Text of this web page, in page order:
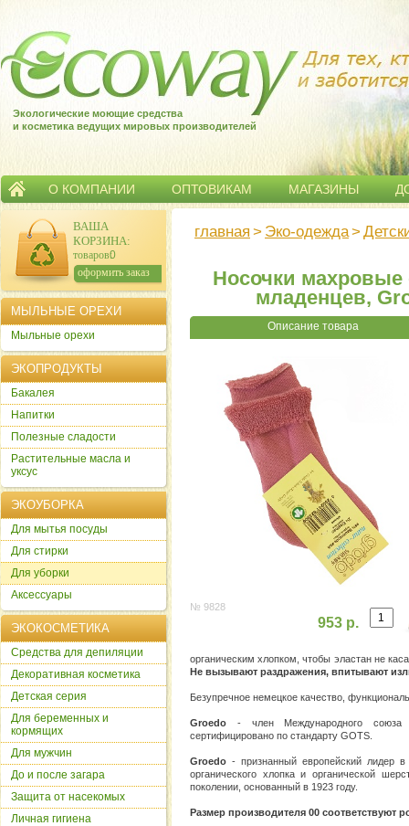
Экологические моющие средства
и косметика ведущих мировых производителей
О КОМПАНИИ ОПТОВИКАМ МАГАЗИНЫ
главная > Эко-одежда>
Носочки махровые
младенцев,
Описание товара
№ 9828
953 р.
органическим хлопком, чтобы эластан не
Не вызывают раздражения, впитывают
Безупречное немецкое качество,
Groedo - член Международного союза
сертифицировано по стандарту GOTS.
Groedo- признанный европейский лидер в
органического хлопка и органической
поколении, основанный в 1923 году.
Размер производителя 00 соответствуют
ВАША
КОРЗИНА:
товаров:0
сумма: 0р.
оформить заказ
МЫЛЬНЫЕ ОРЕХИ
Мыльные орехи
ЭКОПРОДУКТЫ
Бакалея
Напитки
Полезные сладости
Растительные масла и
уксус
ЭКОУБОРКА
Для мытья посуды
Для стирки
Для уборки
Аксессуары
ЭКОКОСМЕТИКА
Cредства для депиляции
Декоративная косметика
Детская серия
Для беременных и
кормящих
Для мужчин
До и после загара
Защита от насекомых
Личная гигиена